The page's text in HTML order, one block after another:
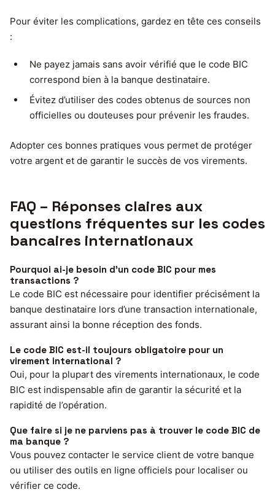
Pour éviter les complications, gardez en tête ces conseils
:
Ne payez jamais sans avoir vérifié que le code BIC
correspond bien à la banque destinataire.
Évitez d’utiliser des codes obtenus de sources non
officielles ou douteuses pour prévenir les fraudes.
Adopter ces bonnes pratiques vous permet de protéger
votre argent et de garantir le succès de vos virements.
FAQ – Réponses claires aux
questions fréquentes sur les codes
bancaires internationaux
Pourquoi ai-je besoin d’un code BIC pour mes
transactions ?
Le code BIC est nécessaire pour identifier précisément la
banque destinataire lors d’une transaction internationale,
assurant ainsi la bonne réception des fonds.
Le code BIC est-il toujours obligatoire pour un
virement international ?
Oui, pour la plupart des virements internationaux, le code
BIC est indispensable afin de garantir la sécurité et la
rapidité de l’opération.
Que faire si je ne parviens pas à trouver le code BIC de
ma banque ?
Vous pouvez contacter le service client de votre banque
ou utiliser des outils en ligne officiels pour localiser ou
vérifier ce code.